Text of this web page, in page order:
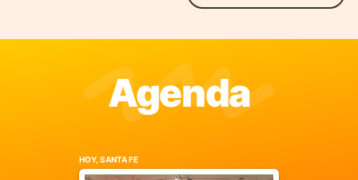
Agenda
HOY, SANTA FE